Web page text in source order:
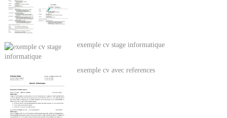
exemple cv stage informatique
exemple cv avec references